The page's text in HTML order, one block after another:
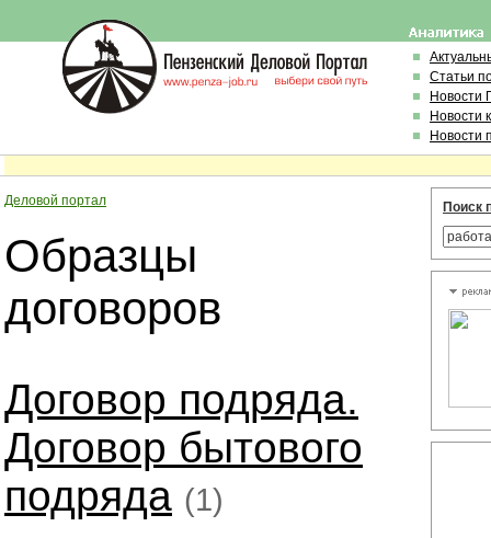
Статьи
Новости
Новости
Новости
Деловой портал
Образцы
договоров
Договор подряда.
Договор бытового
подряда (1)
Поиск